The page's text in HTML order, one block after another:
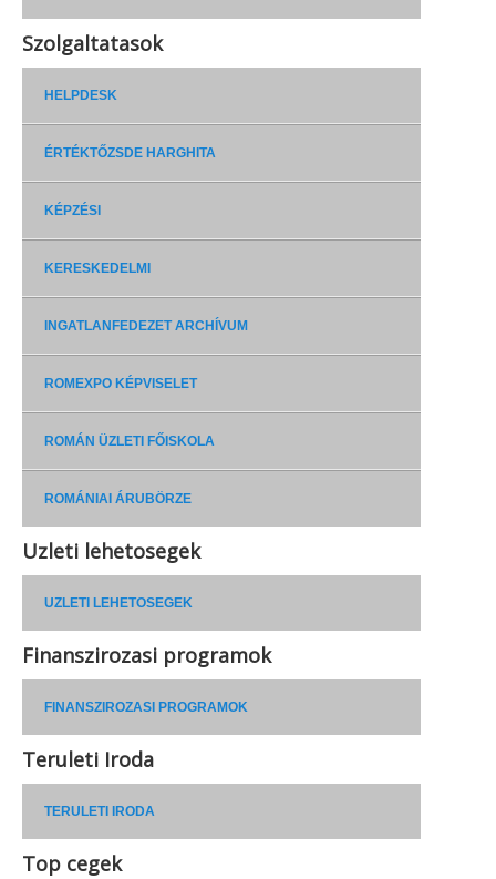
Szolgaltatasok
HELPDESK
ÉRTÉKTŐZSDE HARGHITA
KÉPZÉSI
KERESKEDELMI
INGATLANFEDEZET ARCHÍVUM
ROMEXPO KÉPVISELET
ROMÁN ÜZLETI FŐISKOLA
ROMÁNIAI ÁRUBÖRZE
Uzleti lehetosegek
UZLETI LEHETOSEGEK
Finanszirozasi programok
FINANSZIROZASI PROGRAMOK
Teruleti Iroda
TERULETI IRODA
Top cegek